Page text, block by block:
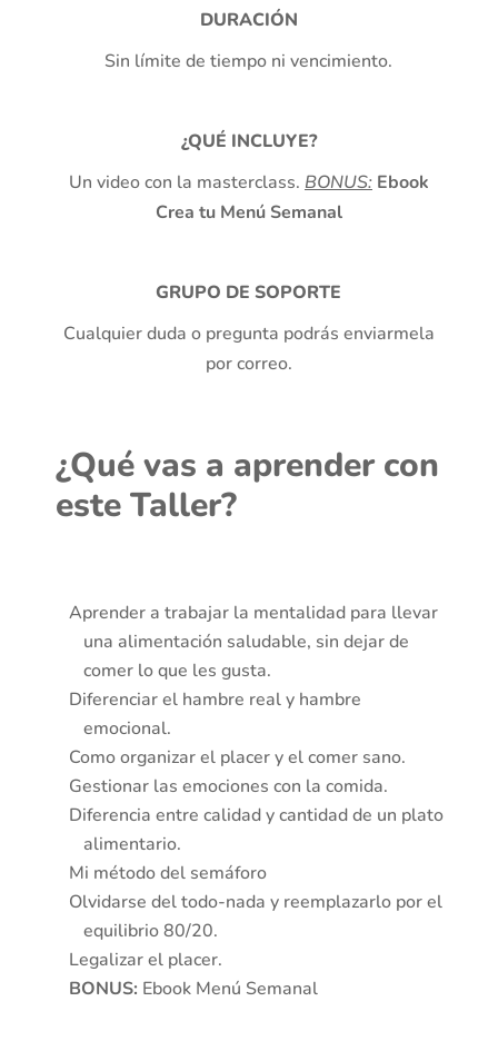
DURACIÓN
Sin límite de tiempo ni vencimiento.
¿QUÉ INCLUYE?
Un video con la masterclass. BONUS: Ebook
Crea tu Menú Semanal
GRUPO DE SOPORTE
Cualquier duda o pregunta podrás enviarmela
por correo.
¿Qué vas a aprender con
este Taller?
Aprender a trabajar la mentalidad para llevar
una alimentación saludable, sin dejar de
comer lo que les gusta.
Diferenciar el hambre real y hambre
emocional.
Como organizar el placer y el comer sano.
Gestionar las emociones con la comida.
Diferencia entre calidad y cantidad de un plato
alimentario.
Mi método del semáforo
Olvidarse del todo-nada y reemplazarlo por el
equilibrio 80/20.
Legalizar el placer.
BONUS: Ebook Menú Semanal